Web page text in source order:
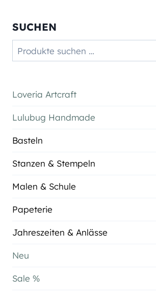
SUCHEN
Suchen
nach:
Loveria Artcraft
Lulubug Handmade
Basteln
Stanzen & Stempeln
Malen & Schule
Papeterie
Jahreszeiten & Anlässe
Neu
Sale %